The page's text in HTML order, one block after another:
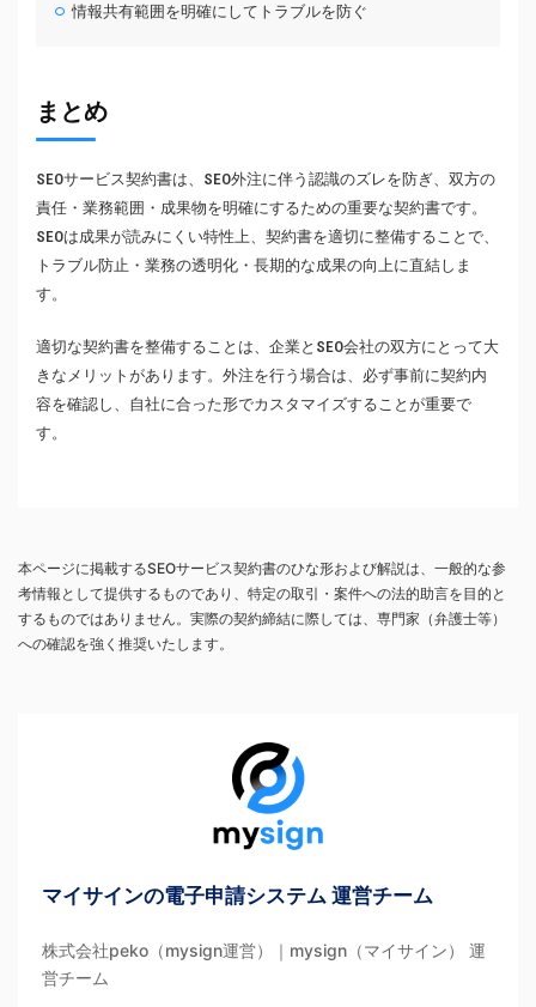
情報共有範囲を明確にしてトラブルを防ぐ
まとめ
SEOサービス契約書は、SEO外注に伴う認識のズレを防ぎ、双方の
責任・業務範囲・成果物を明確にするための重要な契約書です。
SEOは成果が読みにくい特性上、契約書を適切に整備することで、
トラブル防止・業務の透明化・長期的な成果の向上に直結しま
す。
適切な契約書を整備することは、企業とSEO会社の双方にとって大
きなメリットがあります。外注を行う場合は、必ず事前に契約内
容を確認し、自社に合った形でカスタマイズすることが重要で
す。
本ページに掲載するSEOサービス契約書のひな形および解説は、一般的な参
考情報として提供するものであり、特定の取引・案件への法的助言を目的と
するものではありません。実際の契約締結に際しては、専門家（弁護士等）
への確認を強く推奨いたします。
マイサインの電子申請システム 運営チーム
株式会社peko（mysign運営）｜mysign（マイサイン） 運
営チーム